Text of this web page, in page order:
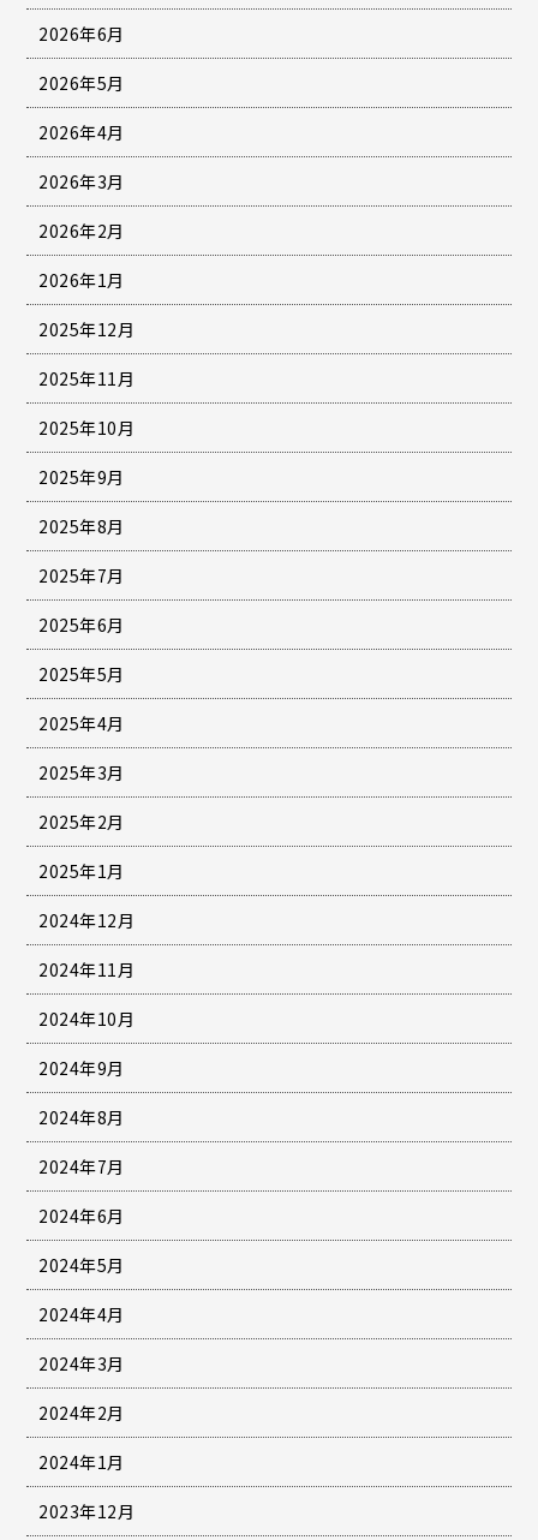
2026年6月
2026年5月
2026年4月
2026年3月
2026年2月
2026年1月
2025年12月
2025年11月
2025年10月
2025年9月
2025年8月
2025年7月
2025年6月
2025年5月
2025年4月
2025年3月
2025年2月
2025年1月
2024年12月
2024年11月
2024年10月
2024年9月
2024年8月
2024年7月
2024年6月
2024年5月
2024年4月
2024年3月
2024年2月
2024年1月
2023年12月